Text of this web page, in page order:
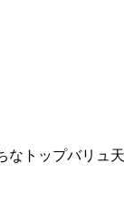
なトップバリュ